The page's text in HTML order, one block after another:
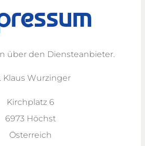
über den Diensteanbieter.
Klaus Wurzinger
Kirchplatz 6
6973 Höchst
Österreich